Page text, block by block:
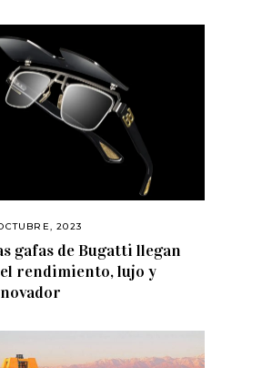
2023
gafas de Bugatti llegan
rendimiento, lujo y